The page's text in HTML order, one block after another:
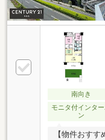
南向き
モニタ付インタ
ン
【物件おす